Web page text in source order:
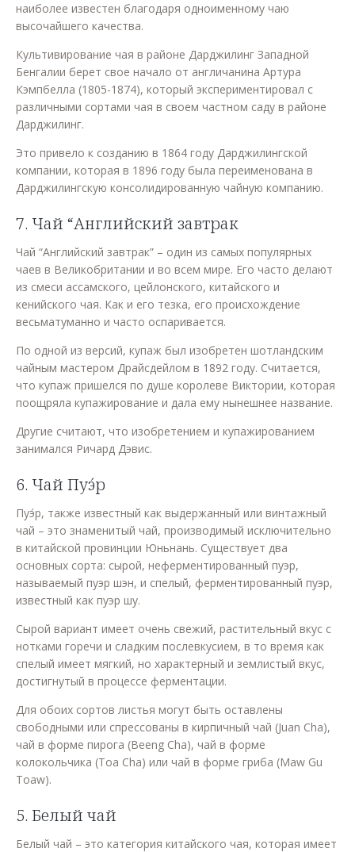
наиболее известен благодаря одноименному чаю
высочайшего качества.
Культивирование чая в районе Дарджилинг Западной
Бенгалии берет свое начало от англичанина Артура
Кэмпбелла (1805-1874), который экспериментировал с
различными сортами чая в своем частном саду в районе
Дарджилинг.
Это привело к созданию в 1864 году Дарджилингской
компании, которая в 1896 году была переименована в
Дарджилингскую консолидированную чайную компанию.
7. Чай “Английский завтрак
Чай “Английский завтрак” – один из самых популярных
чаев в Великобритании и во всем мире. Его часто делают
из смеси ассамского, цейлонского, китайского и
кенийского чая. Как и его тезка, его происхождение
весьматуманно и часто оспаривается.
По одной из версий, купаж был изобретен шотландским
чайным мастером Драйсдейлом в 1892 году. Считается,
что купаж пришелся по душе королеве Виктории, которая
поощряла купажирование и дала ему нынешнее название.
Другие считают, что изобретением и купажированием
занимался Ричард Дэвис.
6. Чай Пуэ́р
Пуэ́р, также известный как выдержанный или винтажный
чай – это знаменитый чай, производимый исключительно
в китайской провинции Юньнань. Существует два
основных сорта: сырой, неферментированный пуэр,
называемый пуэр шэн, и спелый, ферментированный пуэр,
известный как пуэр шу.
Сырой вариант имеет очень свежий, растительный вкус с
нотками горечи и сладким послевкусием, в то время как
спелый имеет мягкий, но характерный и землистый вкус,
достигнутый в процессе ферментации.
Для обоих сортов листья могут быть оставлены
свободными или спрессованы в кирпичный чай (Juan Cha),
чай в форме пирога (Beeng Cha), чай в форме
колокольчика (Toa Cha) или чай в форме гриба (Maw Gu
Toaw).
5. Белый чай
Белый чай – это категория китайского чая, которая имеет